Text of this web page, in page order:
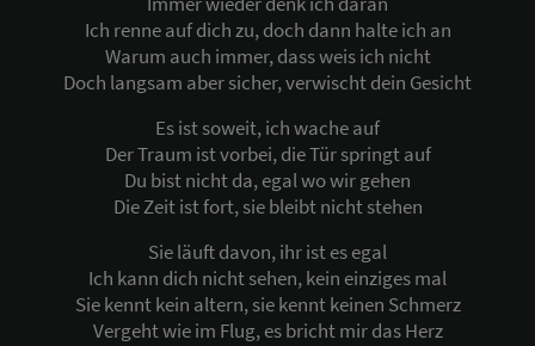
Ich renne auf dich zu, doch dann halte ich an
Warum auch immer, dass weis ich nicht
Doch langsam aber sicher, verwischt dein Gesicht
Es ist soweit, ich wache auf
Der Traum ist vorbei, die Tür springt auf
Du bist nicht da, egal wo wir gehen
Die Zeit ist fort, sie bleibt nicht stehen
Sie läuft davon, ihr ist es egal
Ich kann dich nicht sehen, kein einziges mal
Sie kennt kein altern, sie kennt keinen Schmerz
Vergeht wie im Flug, es bricht mir das Herz